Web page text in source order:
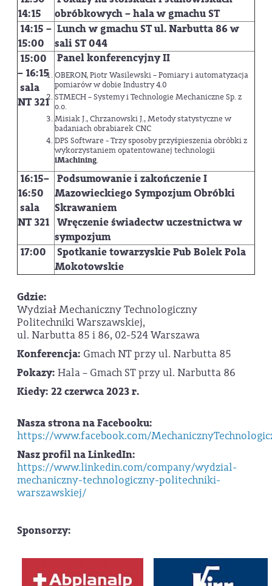
14:15
obróbkowych– hala w gmachu ST
14:15 –
15:00
Lunch w gmachu ST ul. Narbutta 86 w
sali ST 044
15:00
– 16:15
sala
NT 321
Panel konferencyjny II
OBERON, Piotr Wasilewski – Pomiary i automatyzacja
pomiarów w dobie Industry 4.0
STMECH – Systemy i Technologie Mechaniczne Sp. z
o.o.
Misiak J., Chrzanowski J., Metody statystyczne w
badaniach obrabiarek CNC
DPS Software - Trzy sposoby przyśpieszenia obróbki z
wykorzystaniem opatentowanej technologii
iMachining.
16:15–
16:50
sala
NT 321
Podsumowanie i zakończenie I
Mazowieckiego Sympozjum Obróbki
Skrawaniem
Wręczenie świadectw uczestnictwa w
sympozjum
17:00
Spotkanie towarzyskie Pub Bolek Pola
Mokotowskie
Gdzie:
Wydział Mechaniczny Technologiczny
Politechniki Warszawskiej,
ul. Narbutta 85 i 86, 02-524 Warszawa
Konferencja: Gmach NT przy ul. Narbutta 85
Pokazy: Hala – Gmach ST przy ul. Narbutta 86
Kiedy: 22 czerwca 2023 r.
Nasza strona na Facebooku:
https://www.facebook.com/
Nasz profil na LinkedIn:
https://www.linkedin.com/company/wydzial-
mechaniczny-technologiczny-politechniki-
warszawskiej/
Sponsorzy: